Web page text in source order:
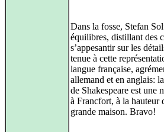
Dans la fosse, Stefan
équilibres, distillant des
s’appesantir sur les
tenue à cette
langue française,
allemand et en anglais:
de Shakespeare est une
à Francfort, à la hauteur
grande maison. Bravo!